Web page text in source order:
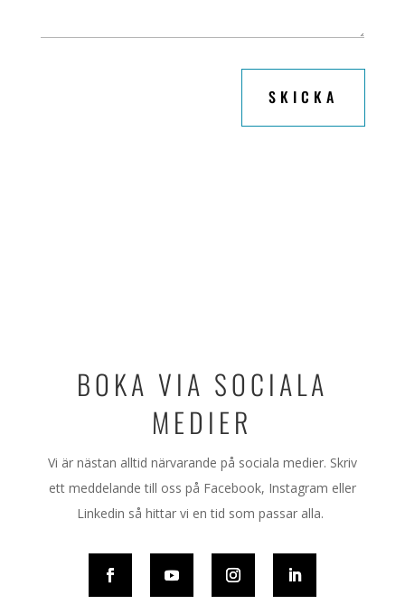
SKICKA
BOKA VIA SOCIALA
MEDIER
Vi är nästan alltid närvarande på sociala medier. Skriv
ett meddelande till oss på Facebook, Instagram eller
Linkedin så hittar vi en tid som passar alla.